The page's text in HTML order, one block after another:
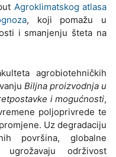
Agroklimatskog atlasa
, koji pomažu u
i smanjenju šteta na
agrobiotehničkih
Biljna proizvodnja u
i mogućnosti,
poljoprivrede te
Uz degradaciju
površina, globalne
održivost